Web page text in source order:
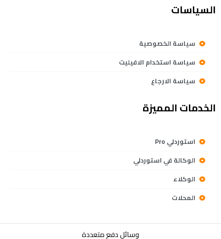
السياسات
سياسة الخصوصية
سياسة استخدام الافيليت
سياسة الارجاع
الخدمات المميزة
استوردلي Pro
الوكالة في استوردلي
الوكلاء
المحلات
وسائل دفع متعددة